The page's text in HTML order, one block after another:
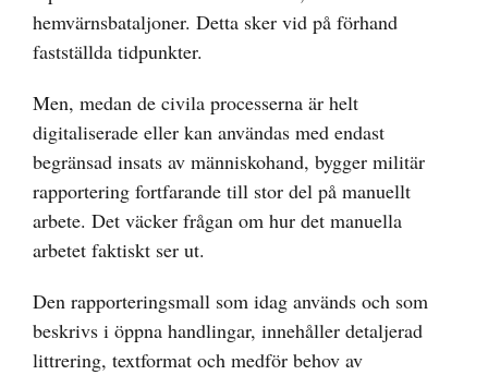
hemvärnsbataljoner. Detta sker vid på förhand
fastställda tidpunkter.
Men, medan de civila processerna är helt
digitaliserade eller kan användas med endast
begränsad insats av människohand, bygger militär
rapportering fortfarande till stor del på manuellt
arbete. Det väcker frågan om hur det manuella
arbetet faktiskt ser ut.
Den rapporteringsmall som idag används och som
beskrivs i öppna handlingar, innehåller detaljerad
littrering, textformat och medför behov av